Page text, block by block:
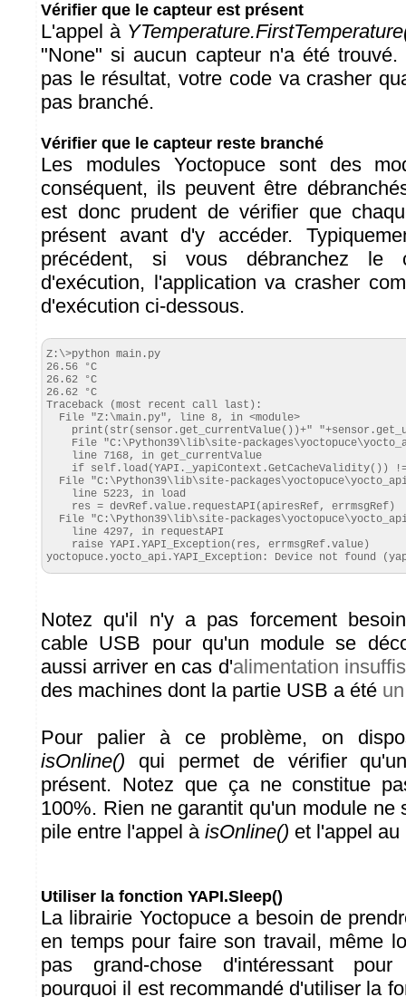
Vérifier que le capteur est présent
L'appel à
"None" si aucun capteur n'a été
pas le résultat, votre code va crasher
pas branché.
Vérifier que le capteur reste branché
Les modules Yoctopuce sont des
conséquent, ils peuvent être
est donc prudent de vérifier que
présent avant d'y accéder.
précédent, si vous débranchez le
d'exécution, l'application va crasher
d'exécution ci-dessous.
Z:\>python main.py
26.56 °C
26.62 °C
26.62 °C
Traceback (most recent call last):
yoctopuce.yocto_api.YAPI_Exception: Device not found
Notez qu'il n'y a pas forcement
cable USB pour qu'un module se
aussi arriver en cas d'alimentation
des machines dont la partie USB a été
Pour palier à ce problème, on
isOnline() qui permet de vérifier
présent. Notez que ça ne constitue
100%. Rien ne garantit qu'un module ne
pile entre l'appel à isOnline() et l'appel au
Utiliser la fonction YAPI.Sleep()
La librairie Yoctopuce a besoin de
en temps pour faire son travail, même
pas grand-chose d'intéressant
pourquoi il est recommandé d'utiliser la